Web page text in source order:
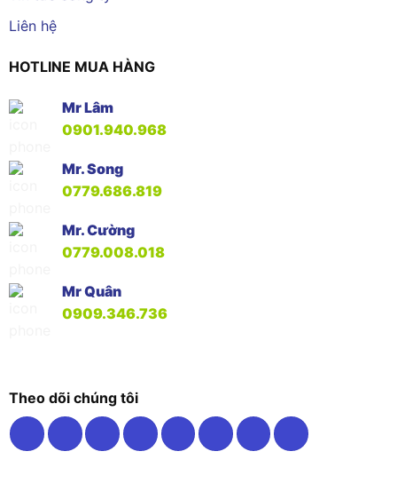
Liên hệ
HOTLINE MUA HÀNG
Mr Lâm
0901.940.968
Mr. Song
0779.686.819
Mr. Cường
0779.008.018
Mr Quân
0909.346.736
Theo dõi chúng tôi